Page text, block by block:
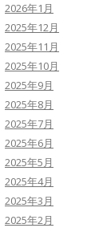
2026年1月
2025年12月
2025年11月
2025年10月
2025年9月
2025年8月
2025年7月
2025年6月
2025年5月
2025年4月
2025年3月
2025年2月